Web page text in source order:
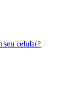
seu celular?